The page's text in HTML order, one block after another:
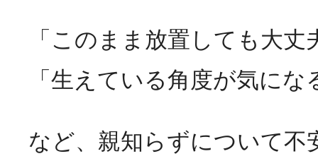
「このまま放置しても大
「生えている角度が気にな
など、親知らずについて不